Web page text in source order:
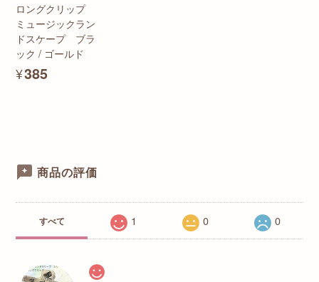
ロングクリップ
ミュージックラン
ドスケープ ブラ
ック / ゴールド
¥385
商品の評価
すべて 1 0 0